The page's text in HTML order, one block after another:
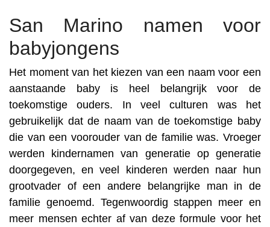
San Marino namen voor
babyjongens
Het moment van het kiezen van een naam voor een
aanstaande baby is heel belangrijk voor de
toekomstige ouders. In veel culturen was het
gebruikelijk dat de naam van de toekomstige baby
die van een voorouder van de familie was. Vroeger
werden kindernamen van generatie op generatie
doorgegeven, en veel kinderen werden naar hun
grootvader of een andere belangrijke man in de
familie genoemd. Tegenwoordig stappen meer en
meer mensen echter af van deze formule voor het